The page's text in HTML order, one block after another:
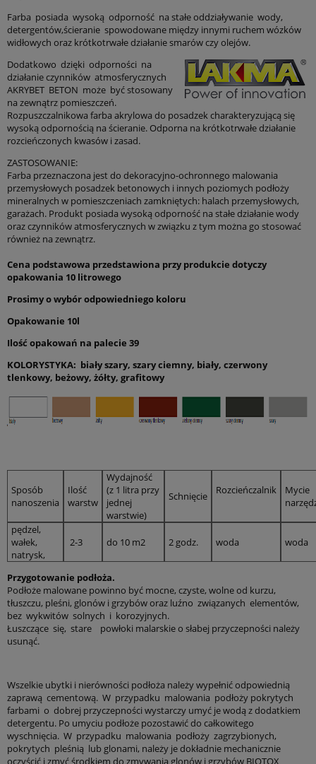
Farba posiada wysoką odporność na stałe oddziaływanie wody,
detergentów,ścieranie spowodowane między innymi ruchem wózków
widłowych oraz krótkotrwałe działanie smarów czy olejów.
Dodatkowo dzięki odporności na
działanie czynników atmosferycznych
AKRYBET BETON może być stosowany
na zewnątrz pomieszczeń.
Rozpuszczalnikowa farba akrylowa do posadzek charakteryzującą się
wysoką odpornością na ścieranie. Odporna na krótkotrwałe działanie
rozcieńczonych kwasów i zasad.
ZASTOSOWANIE:
Farba przeznaczona jest do dekoracyjno-ochronnego malowania
przemysłowych posadzek betonowych i innych poziomych podłoży
mineralnych w pomieszczeniach zamkniętych: halach przemysłowych,
garażach. Produkt posiada wysoką odporność na stałe działanie wody
oraz czynników atmosferycznych w związku z tym można go stosować
również na zewnątrz.
Cena podstawowa przedstawiona przy produkcie dotyczy
opakowania 10 litrowego
Prosimy o wybór odpowiedniego koloru
Opakowanie 10l
Ilość opakowań na palecie 39
KOLORYSTYKA: biały szary, szary ciemny, biały, czerwony
tlenkowy, beżowy, żółty, grafitowy
Sposób
nanoszenia
Ilość
warstw
Wydajność
(z 1 litra przy
jednej
warstwie)
Schnięcie Rozcieńczalnik
Mycie
pędzel,
wałek,
natrysk,
2-3 do 10 m2 2 godz. woda woda
Przygotowanie podłoża.
Podłoże malowane powinno być mocne, czyste, wolne od kurzu,
tłuszczu, pleśni, glonów i grzybów oraz luźno związanych elementów,
bez wykwitów solnych i korozyjnych.
Łuszczące się, stare powłoki malarskie o słabej przyczepności należy
usunąć.
Wszelkie ubytki i nierówności podłoża należy wypełnić odpowiednią
zaprawą cementową. W przypadku malowania podłoży pokrytych
farbami o dobrej przyczepności wystarczy umyć je wodą z dodatkiem
detergentu. Po umyciu podłoże pozostawić do całkowitego
wyschnięcia. W przypadku malowania podłoży zagrzybionych,
pokrytych pleśnią lub glonami, należy je dokładnie mechanicznie
oczyścić i zmyć środkiem do zmywania glonów i grzybów BIOTOX
*Imię i nazwisko:
*Kod
pocztowy:
*Miejscowość:
*Telefon:
*Jestem: Osobą fizyczną Firmą Instytucją budżetową